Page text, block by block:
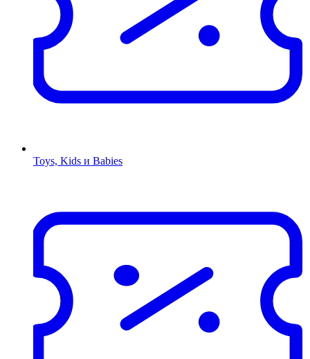
Toys, Kids и Babies